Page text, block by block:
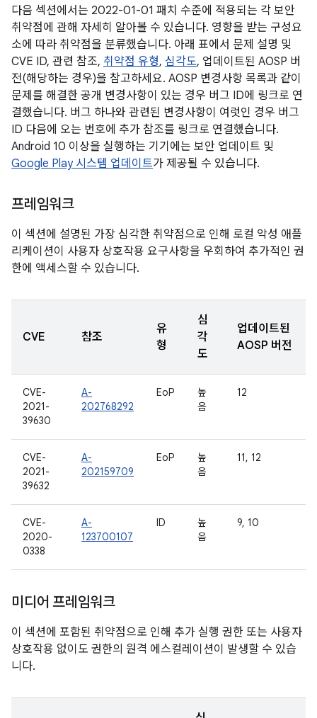
다음 섹션에서는 2022-01-01 패치 수준에 적용되는 각 보안
취약점에 관해 자세히 알아볼 수 있습니다. 영향을 받는 구성요
소에 따라 취약점을 분류했습니다. 아래 표에서 문제 설명 및
CVE ID, 관련 참조, 취약점 유형, 심각도, 업데이트된 AOSP 버
전(해당하는 경우)을 참고하세요. AOSP 변경사항 목록과 같이
문제를 해결한 공개 변경사항이 있는 경우 버그 ID에 링크로 연
결했습니다. 버그 하나와 관련된 변경사항이 여럿인 경우 버그
ID 다음에 오는 번호에 추가 참조를 링크로 연결했습니다.
Android 10 이상을 실행하는 기기에는 보안 업데이트 및
Google Play 시스템 업데이트가 제공될 수 있습니다.
프레임워크
이 섹션에 설명된 가장 심각한 취약점으로 인해 로컬 악성 애플
리케이션이 사용자 상호작용 요구사항을 우회하여 추가적인 권
한에 액세스할 수 있습니다.
CVE 참조
유
형
심
각
도
업데이트된
AOSP 버전
CVE-
2021-
39630
A-
202768292
EoP
높
음
12
CVE-
2021-
39632
A-
202159709
EoP
높
음
11, 12
CVE-
2020-
0338
A-
123700107
ID
높
음
9, 10
미디어 프레임워크
이 섹션에 포함된 취약점으로 인해 추가 실행 권한 또는 사용자
상호작용 없이도 권한의 원격 에스컬레이션이 발생할 수 있습
니다.